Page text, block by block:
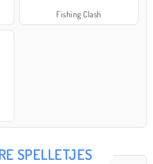
Fishing Clash
SPELLETJES